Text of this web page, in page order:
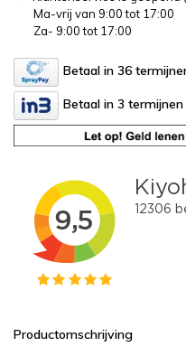
Ma-vrij van 9:00 tot 17:00
Za- 9:00 tot 17:00
Betaal in 36
Betaal in 3
Productomschrijving